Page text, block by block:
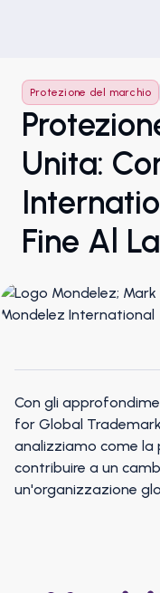
Protezione del marchio
Unita:
Fine Al
Con gli
for Global
analizziamo come la
contribuire a un
un'organizzazione